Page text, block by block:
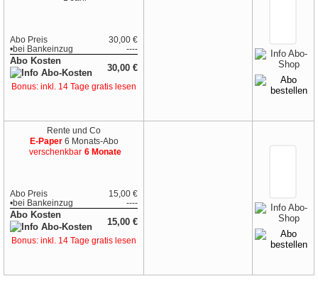
Abo Preis
30,00 €
•bei Bankeinzug ----
Abo Kosten
30,00 €
Bonus: inkl. 14 Tage gratis lesen
Rente und Co
E-Paper 6 Monats-Abo
verschenkbar 6 Monate
Abo Preis
15,00 €
•bei Bankeinzug ----
Abo Kosten
15,00 €
Bonus: inkl. 14 Tage gratis lesen